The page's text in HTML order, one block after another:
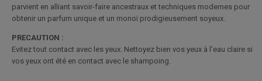
parvient en alliant savoir-faire ancestraux et techniques modernes pour
obtenir un parfum unique et un monoï prodigieusement soyeux.
PRECAUTION :
Evitez tout contact avec les yeux. Nettoyez bien vos yeux à l'eau claire si
vos yeux ont été en contact avec le shampoing.